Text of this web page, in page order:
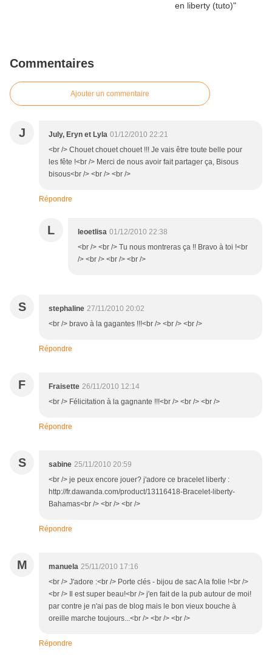
Commentaires
Ajouter un commentaire
J July, Eryn et Lyla 01/12/2010 22:21
<br /> Chouet chouet chouet !!! Je vais être toute belle pour
les fête !<br /> Merci de nous avoir fait partager ça, Bisous
bisous<br /> <br /> <br />
Répondre
L leoetlisa 01/12/2010 22:38
<br /> <br /> Tu nous montreras ça !! Bravo à toi !<br
/> <br /> <br /> <br />
S stephaline 27/11/2010 20:02
<br /> bravo à la gagantes !!!<br /> <br /> <br />
Répondre
F Fraisette 26/11/2010 12:14
<br /> Félicitation à la gagnante !!!<br /> <br /> <br />
Répondre
S sabine 25/11/2010 20:59
<br /> je peux encore jouer? j'adore ce bracelet liberty :
http://fr.dawanda.com/product/13116418-Bracelet-liberty-
Bahamas<br /> <br /> <br />
Répondre
M manuela 25/11/2010 17:16
<br /> J'adore :<br /> Porte clés - bijou de sac A la folie !<br />
<br /> Il est super beau!<br /> j'en fait de la pub autour de moi!
par contre je n'ai pas de blog mais le bon vieux bouche à
oreille marche toujours...<br /> <br /> <br />
Répondre